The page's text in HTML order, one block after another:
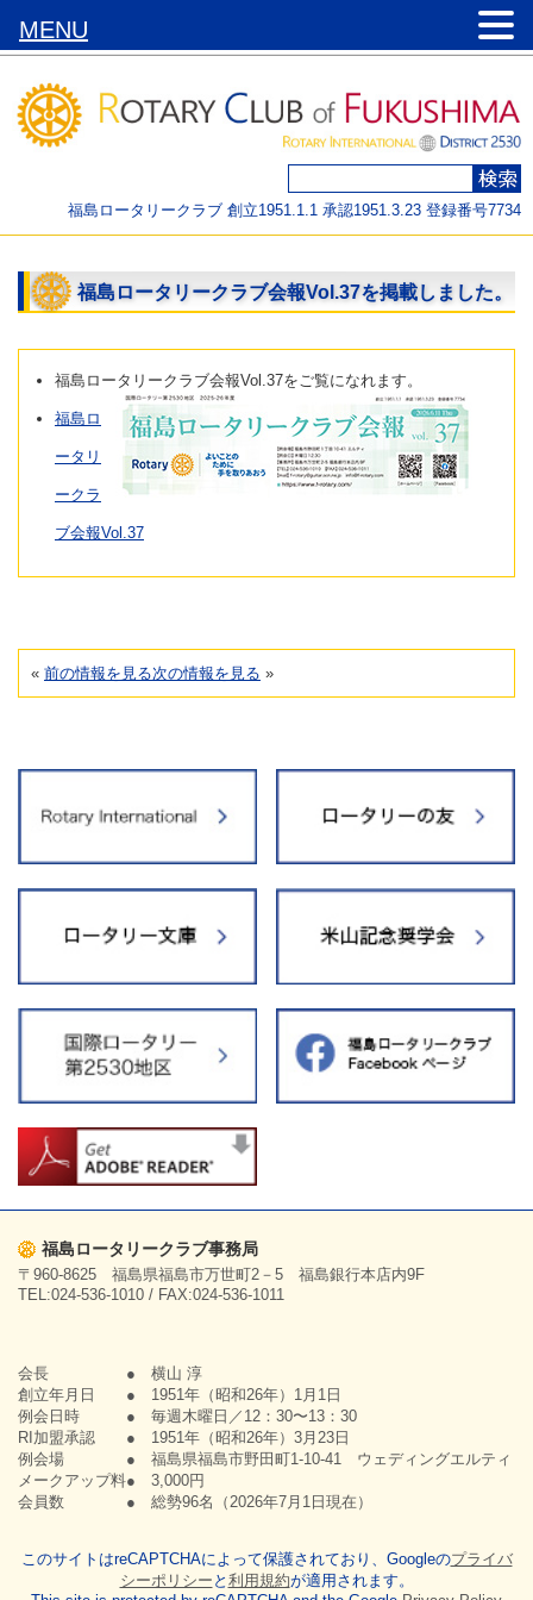
福島ロータリークラブ 創立1951.1.1 承認1951.3.23 登録番号7734
福島ロータリークラブ会報Vol.37を掲載しました。
福島ロータリークラブ会報Vol.37をご覧になれます。
福島ロ
ータリ
ークラ
ブ会報Vol.37
« 前の情報を見る次の情報を見る »
福島ロータリークラブ事務局
〒960-8625 福島県福島市万世町2－5 福島銀行本店内9F
TEL:024-536-1010 / FAX:024-536-1011
会長 ● 横山 淳
創立年月日 ● 1951年（昭和26年）1月1日
例会日時 ● 毎週木曜日／12：30〜13：30
RI加盟承認 ● 1951年（昭和26年）3月23日
例会場 ● 福島県福島市野田町1-10-41 ウェディングエルティ
メークアップ料● 3,000円
会員数 ● 総勢96名（2026年7月1日現在）
このサイトはreCAPTCHAによって保護されており、Googleのプライバ
シーポリシー と 利用規約が適用されます。
MENU